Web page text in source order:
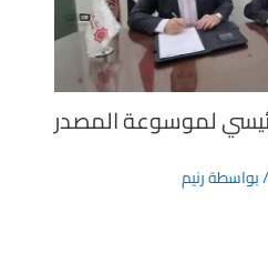
لموسوعة المصدر
رنيم